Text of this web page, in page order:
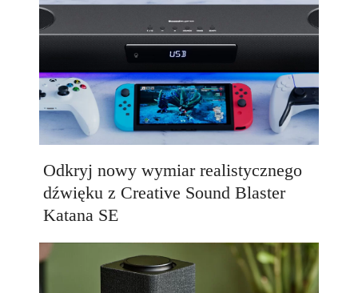
Odkryj nowy wymiar realistycznego
dźwięku z Creative Sound Blaster
Katana SE